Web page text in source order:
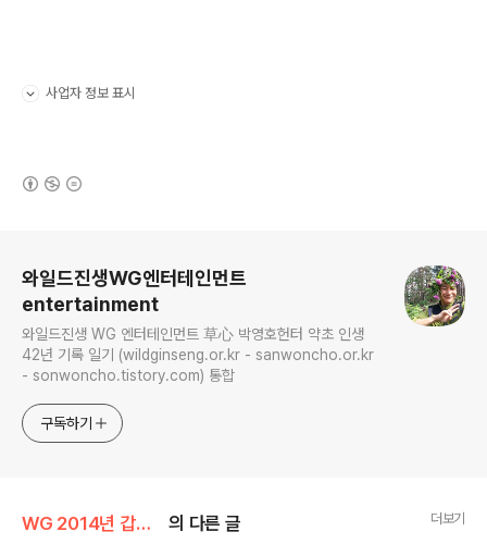
사업자 정보 표시
와일드진생WG엔터테인먼트
entertainment
와일드진생 WG 엔터테인먼트 草心 박영호헌터 약초 인생
42년 기록 일기 (wildginseng.or.kr - sanwoncho.or.kr
- sonwoncho.tistory.com) 통합
구독하기
WG 2014년 갑오년 기록 의 다른 글 더보기